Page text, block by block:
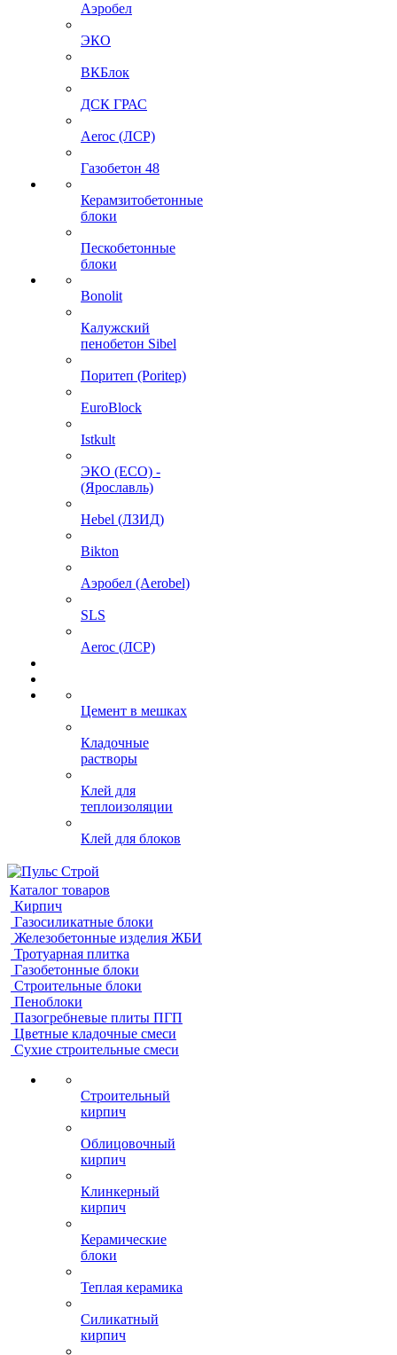
Аэробел
ЭКО
ВКБлок
ДСК ГРАС
Aeroc (ЛСР)
Газобетон 48
Керамзитобетонные
блоки
Пескобетонные
блоки
Bonolit
Калужский
пенобетон Sibel
Поритеп (Poritep)
EuroBlock
Istkult
ЭКО (ECO) -
(Ярославль)
Hebel (ЛЗИД)
Bikton
Аэробел (Aerobel)
SLS
Aeroc (ЛСР)
Цемент в мешках
Кладочные
растворы
Клей для
теплоизоляции
Клей для блоков
Каталог товаров
Кирпич
Газосиликатные блоки
Железобетонные изделия ЖБИ
Тротуарная плитка
Газобетонные блоки
Строительные блоки
Пеноблоки
Пазогребневые плиты ПГП
Цветные кладочные смеси
Сухие строительные смеси
Строительный
кирпич
Облицовочный
кирпич
Клинкерный
кирпич
Керамические
блоки
Теплая керамика
Силикатный
кирпич